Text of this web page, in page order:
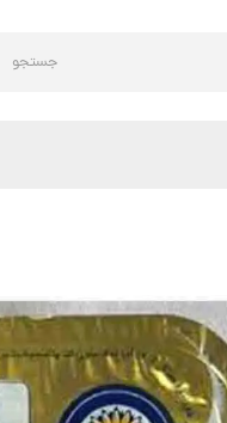
جستجو